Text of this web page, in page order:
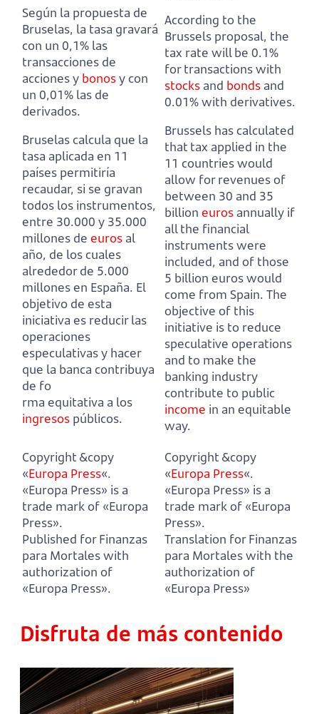
Según la propuesta de
Bruselas, la tasa gravará
con un 0,1% las
transacciones de
acciones y bonosy con
un 0,01% las de
derivados.
Bruselas calcula que la
tasa aplicada en 11
países permitiría
recaudar, si se gravan
todos los instrumentos,
entre 30.000 y 35.000
millones de euros al
año, de los cuales
alrededor de 5.000
millones en España. El
objetivo de esta
iniciativa es reducir las
operaciones
especulativas y hacer
que la banca contribuya
de fo
rma equitativa a los
ingresos públicos.
According to the
Brussels proposal, the
tax rate will be 0.1%
for transactions with
stocks and bonds and
0.01% with derivatives.
Brussels has calculated
that tax applied in the
11 countries would
allow for revenuesof
between 30 and 35
billion euros annually if
all the financial
instruments were
included, and of those
5 billion euros would
come from Spain. The
objective of this
initiative is to reduce
speculative operations
and to make the
banking industry
contribute to public
income in an equitable
way.
Copyright &copy
«Europa Press«.
«Europa Press» is a
trade mark of «Europa
Press».
Published for Finanzas
para Mortales with
authorization of
«Europa Press».
Copyright &copy
«Europa Press«.
«Europa Press» is a
trade mark of «Europa
Press».
Translation for Finanzas
para Mortales with the
authorization of
«Europa Press»
Disfruta de más contenido